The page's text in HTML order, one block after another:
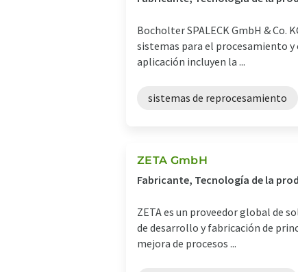
Bocholter SPALECK GmbH &
sistemas para el procesamiento y
aplicación incluyen la ...
sistemas de reprocesamiento
ZETA GmbH
Fabricante, Tecnología de la
ZETA es un proveedor global de
de desarrollo y fabricación de
mejora de procesos ...